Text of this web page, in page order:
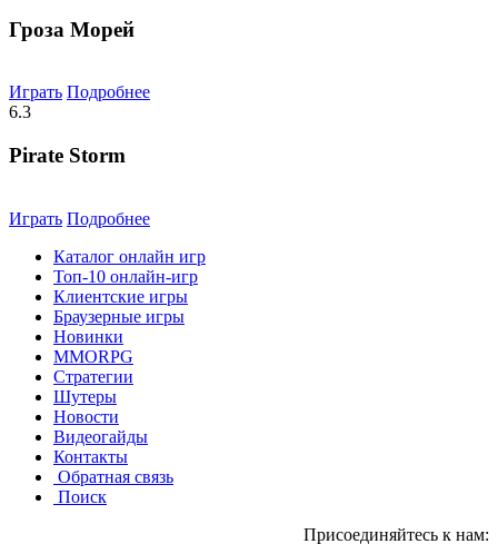
Гроза Морей
Играть Подробнее
6.3
Pirate Storm
Играть Подробнее
Каталог онлайн игр
Топ-10 онлайн-игр
Клиентские игры
Браузерные игры
Новинки
MMORPG
Стратегии
Шутеры
Новости
Видеогайды
Контакты
Обратная связь
Поиск
Присоединяйтесь к нам: